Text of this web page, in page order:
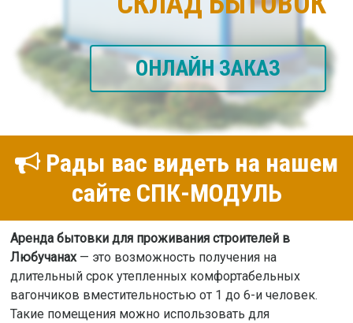
ОНЛАЙН ЗАКАЗ
Рады вас видеть на нашем
сайте СПК-МОДУЛЬ
Аренда бытовки для проживания строителей в
Любучанах— это возможность получения на
длительный срок утепленных комфортабельных
вагончиков вместительностью от 1 до 6-и человек.
Такие помещения можно использовать для